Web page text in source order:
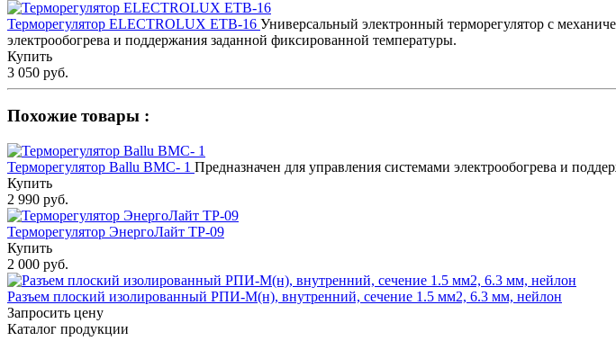
Терморегулятор ELECTROLUX ETB-16 Универсальный электронный терморегулятор с
электрообогрева и поддержания заданной фиксированной температуры.
Купить
3 050 руб.
Похожие товары :
Терморегулятор Ballu BMC- 1 Предназначен для управления системами электрообогрева и
Купить
2 990 руб.
Терморегулятор ЭнергоЛайт ТР-09
Купить
2 000 руб.
Разъем плоский изолированный РПИ-М(н), внутренний, сечение 1.5 мм2, 6.3 мм, нейлон
Запросить цену
Каталог продукции